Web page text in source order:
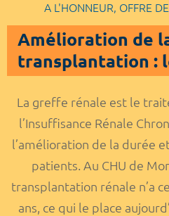
A L'HONNEUR, OFFRE
Amélioration de
transplantation :
La greffe rénale est le
l’Insuffisance Rénale
l’amélioration de la durée
patients. Au CHU de
transplantation rénale n’a
ans, ce qui le place